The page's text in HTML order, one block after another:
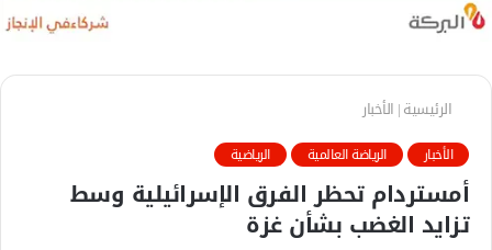
الرئيسية| الأخبار
الأخبار الرياضة العالمية الرياضية
أمستردام تحظر الفرق الإسرائيلية وسط
تزايد الغضب بشأن غزة